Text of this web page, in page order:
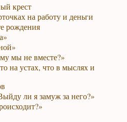
крест
на работу и деньги
рождения
мы не вместе?»
на устах, что в мыслях и
ли я замуж за него?»